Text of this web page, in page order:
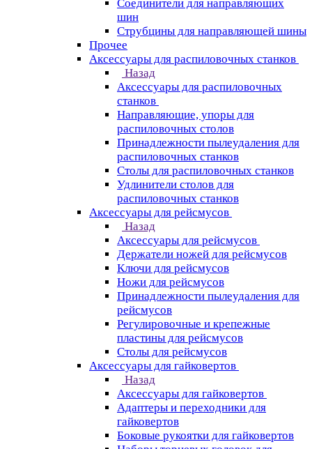
Соединители для направляющих
шин
Струбцины для направляющей шины
Прочее
Аксессуары для распиловочных станков
Назад
Аксессуары для распиловочных
станков
Направляющие, упоры для
распиловочных столов
Принадлежности пылеудаления для
распиловочных станков
Столы для распиловочных станков
Удлинители столов для
распиловочных станков
Аксессуары для рейсмусов
Назад
Аксессуары для рейсмусов
Держатели ножей для рейсмусов
Ключи для рейсмусов
Ножи для рейсмусов
Принадлежности пылеудаления для
рейсмусов
Регулировочные и крепежные
пластины для рейсмусов
Столы для рейсмусов
Аксессуары для гайковертов
Назад
Аксессуары для гайковертов
Адаптеры и переходники для
гайковертов
Боковые рукоятки для гайковертов